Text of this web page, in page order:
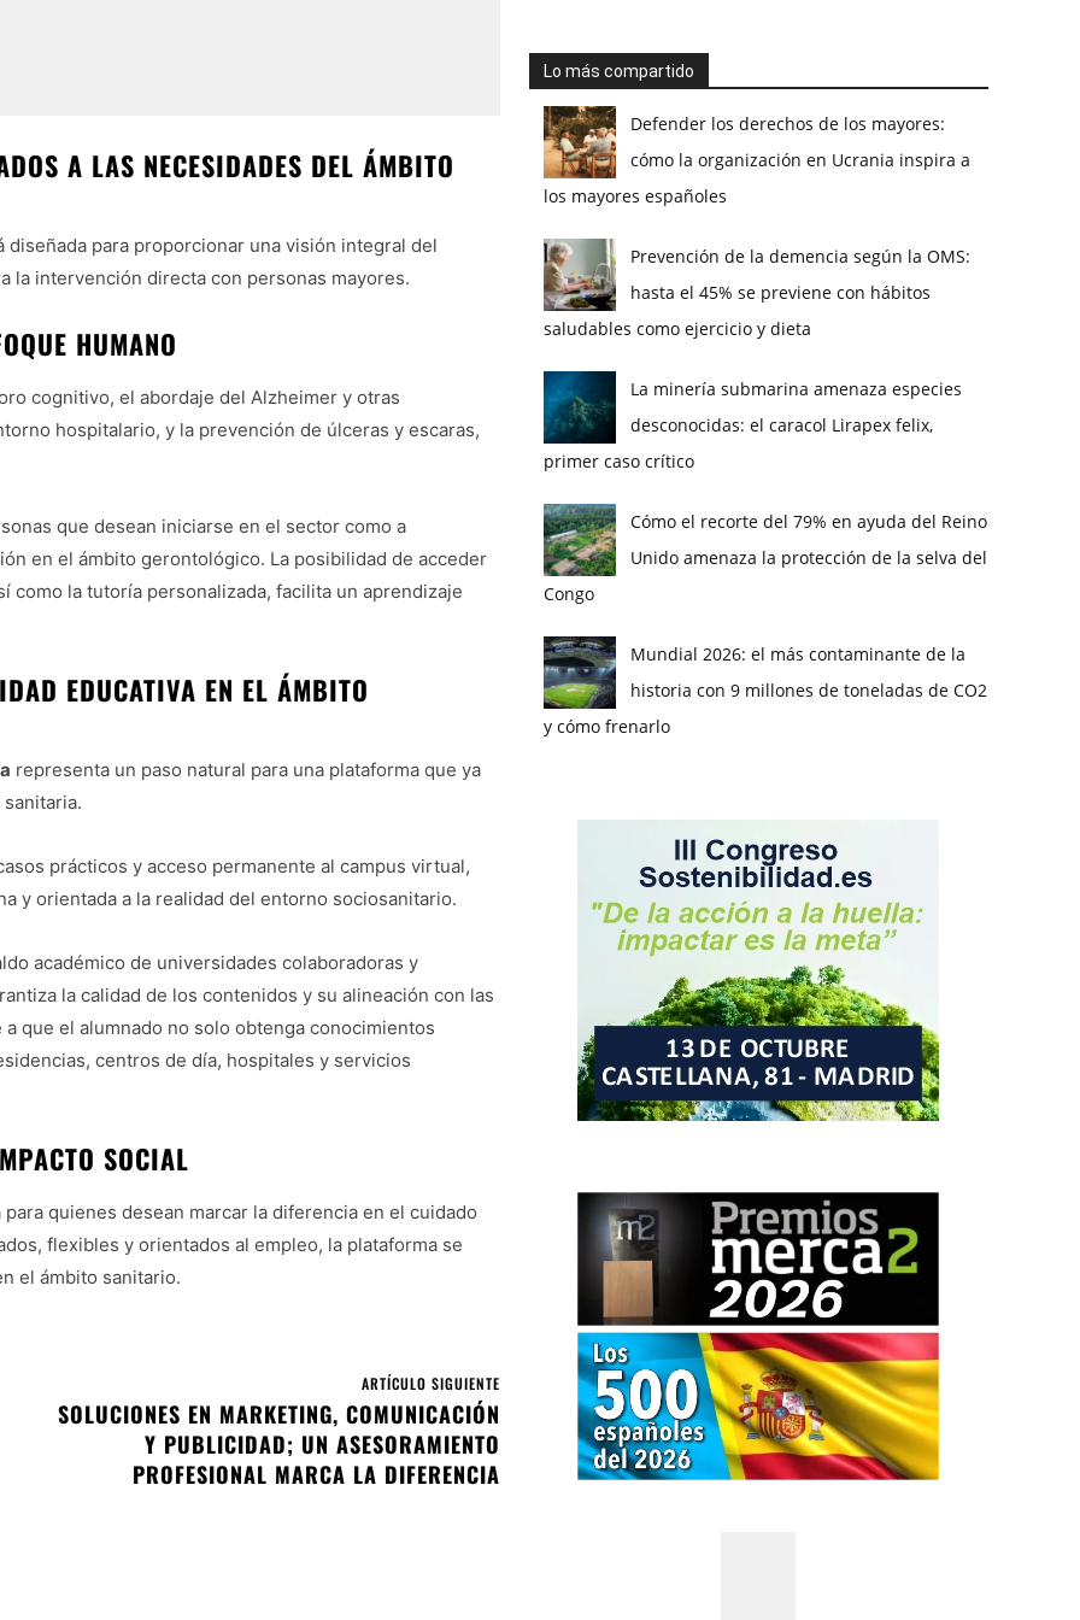
A LAS NECESIDADES DEL ÁMBITO
diseñada para proporcionar una visión integral del
la intervención directa con personas mayores.
HUMANO
cognitivo, el abordaje del Alzheimer y otras
hospitalario, y la prevención de úlceras y escaras,
que desean iniciarse en el sector como a
en el ámbito gerontológico. La posibilidad de acceder
como la tutoría personalizada, facilita un aprendizaje
EDUCATIVA EN EL ÁMBITO
representa un paso natural para una plataforma que ya
prácticos y acceso permanente al campus virtual,
y orientada a la realidad del entorno sociosanitario.
académico de universidades colaboradoras y
la calidad de los contenidos y su alineación con las
que el alumnado no solo obtenga conocimientos
centros de día, hospitales y servicios
SOCIAL
quienes desean marcar la diferencia en el cuidado
flexibles y orientados al empleo, la plataforma se
el ámbito sanitario.
ARTÍCULO SIGUIENTE
SOLUCIONES EN MARKETING, COMUNICACIÓN
Y PUBLICIDAD; UN ASESORAMIENTO
PROFESIONAL MARCA LA DIFERENCIA
Lo más compartido
Defender los derechos de los mayores:
cómo la organización en Ucrania inspira a
los mayores españoles
Prevención de la demencia según la OMS:
hasta el 45% se previene con hábitos
saludables como ejercicio y dieta
La minería submarina amenaza especies
desconocidas: el caracol Lirapex felix,
primer caso crítico
Cómo el recorte del 79% en ayuda del Reino
Unido amenaza la protección de la selva del
Congo
Mundial 2026: el más contaminante de la
historia con 9 millones de toneladas de CO2
y cómo frenarlo